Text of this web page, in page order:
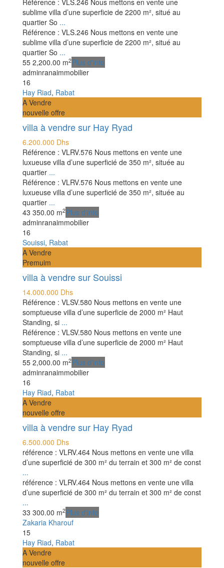
Référence : VLS.246 Nous mettons en vente une
sublime villa d’une superficie de 2200 m², situé au
quartier So ...
Référence : VLS.246 Nous mettons en vente une
sublime villa d’une superficie de 2200 m², situé au
quartier So ...
55 2,200.00 m2Plus d'info
adminranaimmobilier
16
Hay Riad, Rabat
A Vendre
nouvelle offre
villa à vendre sur Hay Ryad
6.200.000 Dhs
Référence : VLRV.576 Nous mettons en vente une
luxueuse villa d’une superficié de 350 m², située au
quartier ...
Référence : VLRV.576 Nous mettons en vente une
luxueuse villa d’une superficié de 350 m², située au
quartier ...
43 350.00 m2Plus d'info
adminranaimmobilier
16
Souissi, Rabat
A Vendre
Premuim
villa à vendre sur Souissi
14.000.000 Dhs
Référence : VLSV.580 Nous mettons en vente une
somptueuse villa d’une superficie de 2000 m² Haut
Standing, si ...
Référence : VLSV.580 Nous mettons en vente une
somptueuse villa d’une superficie de 2000 m² Haut
Standing, si ...
55 2,000.00 m2Plus d'info
adminranaimmobilier
16
Hay Riad, Rabat
A Vendre
nouvelle offre
villa à vendre sur Hay Ryad
6.500.000 Dhs
référence : VLRV.464 Nous mettons en vente une villa
d’une superficié de 300 m² du terrain et 300 m² de const
...
référence : VLRV.464 Nous mettons en vente une villa
d’une superficié de 300 m² du terrain et 300 m² de const
...
33 300.00 m2Plus d'info
Zakaria Kharouf
15
Hay Riad, Rabat
A Vendre
nouvelle offre